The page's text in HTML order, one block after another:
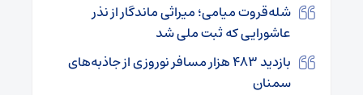
شله‌قروت میامی؛ میراثی ماندگار از نذر
عاشورایی که ثبت ملی شد
بازدید ۴۸۳ هزار مسافر نوروزی از جاذبه‌های
سمنان